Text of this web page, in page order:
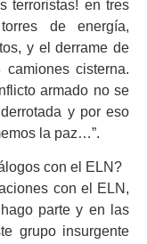
terroristas! en tres
de energía,
y el derrame de
cisterna.
armado no se
y por eso
la paz…”.
con el ELN?
con el ELN,
parte y en las
grupo insurgente